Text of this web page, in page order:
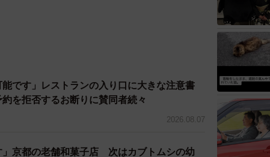
年のこと。松尾さんが設立した「株式会社
に、コロナ禍に見舞われ、現在は10店舗ほど
お店に通ってくれたそうだ。
能です」レストランの入り口に大きな注意書
を拒否するお断りに賛同者続々
2026.08.07
」京都の老舗和菓子店 次はカブトムシの幼